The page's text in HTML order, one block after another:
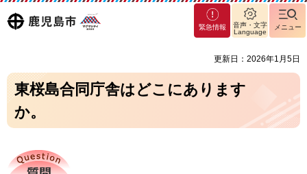
鹿児島
マグ
マシ
緊急情報
音声・文字
Language
メニュー
更新日：2026年1月5日
東桜島合同庁舎はどこにあります
か。
質問